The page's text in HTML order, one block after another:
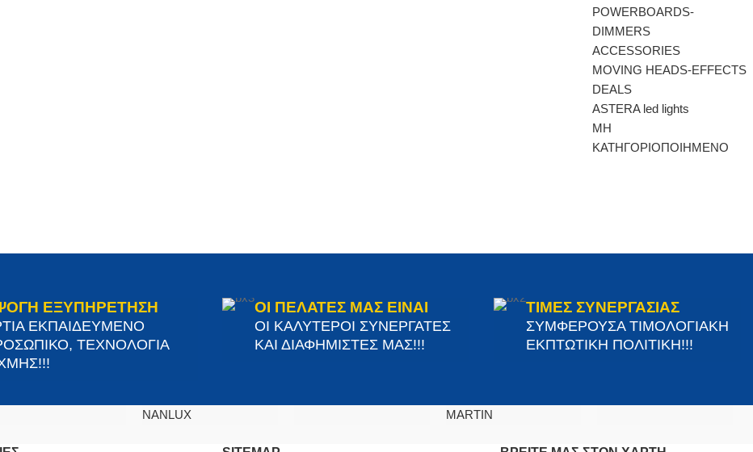
POWERBOARDS-
DIMMERS
ACCESSORIES
MOVING HEADS-EFFECTS
DEALS
ASTERA led lights
ΜΗ
ΚΑΤΗΓΟΡΙΟΠΟΙΗΜΕΝΟ
ΕΞΥΠΗΡΕΤΗΣΗ
ΕΚΠΑΙΔΕΥΜΕΝΟ
ΤΕΧΝΟΛΟΓΙΑ
ΟΙ ΠΕΛΑΤΕΣ ΜΑΣ ΕΙΝΑΙ
ΟΙ ΚΑΛΥΤΕΡΟΙ ΣΥΝΕΡΓΑΤΕΣ
ΚΑΙ ΔΙΑΦΗΜΙΣΤΕΣ ΜΑΣ!!!
ΤΙΜΕΣ ΣΥΝΕΡΓΑΣΙΑΣ
ΣΥΜΦΕΡΟΥΣΑ ΤΙΜΟΛΟΓΙΑΚΗ
ΕΚΠΤΩΤΙΚΗ ΠΟΛΙΤΙΚΗ!!!
NANLUX MARTIN